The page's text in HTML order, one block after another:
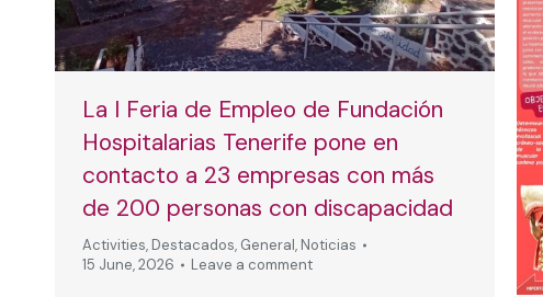
La I Feria de Empleo de Fundación
Hospitalarias Tenerife pone en
contacto a 23 empresas con más
de 200 personas con discapacidad
Activities, Destacados, General, Noticias
15 June, 2026
Leave a comment